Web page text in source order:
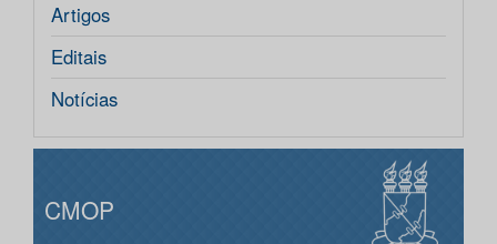
Artigos
Editais
Notícias
CMOP